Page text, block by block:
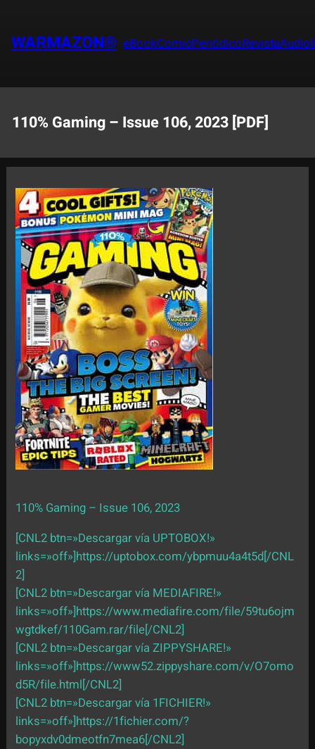
contenido
WARMAZON® eBookComicPeriódicoRevista
110% Gaming – Issue 106, 2023 [PDF]
110% Gaming – Issue 106, 2023
[CNL2 btn=»Descargar vía UPTOBOX!»
links=»off»]https://uptobox.com/ybpmuu4a4t5d[/CNL
2]
[CNL2 btn=»Descargar vía MEDIAFIRE!»
links=»off»]https://www.mediafire.com/file/59tu6ojm
wgtdkef/110Gam.rar/file[/CNL2]
[CNL2 btn=»Descargar vía ZIPPYSHARE!»
links=»off»]https://www52.zippyshare.com/v/O7omo
d5R/file.html[/CNL2]
[CNL2 btn=»Descargar vía 1FICHIER!»
links=»off»]https://1fichier.com/?
bopyxdv0dmeotfn7mea6[/CNL2]